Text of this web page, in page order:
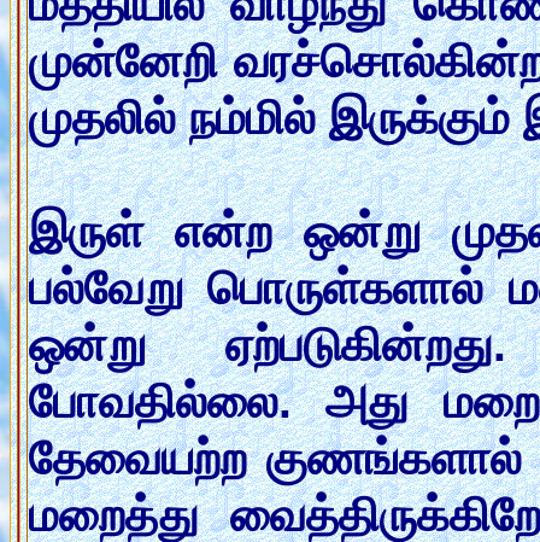
முன்னேறி
முதலில் நம்மில்
இருள் என்ற ஒன்று
பல்வேறு பொருள்களால்
ஒன்று
போவதில்லை. அது
தேவையற்ற குணங்களால்
மறைத்து